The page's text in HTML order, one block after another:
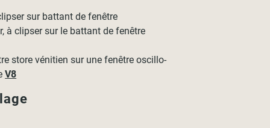
sur battant de fenêtre
à clipser sur le battant de fenêtre
store vénitien sur une fenêtre oscillo-
V8